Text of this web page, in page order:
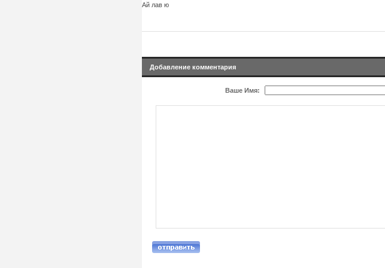
Ай лав ю
Добавление комментария
Ваше Имя: